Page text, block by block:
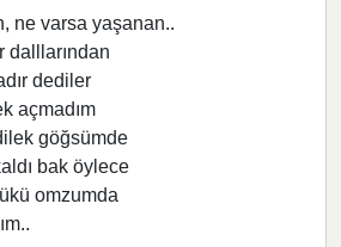
ne varsa yaşanan..
dalllarından
dediler
açmadım
göğsümde
bak öylece
omzumda